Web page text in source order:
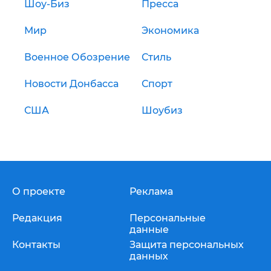
Шоу-Биз Пресса
Мир Экономика
Военное Обозрение Стиль
Новости Донбасса Спорт
США Шоубиз
О проекте
Редакция
Контакты
Реклама
Персональные
данные
Защита персональных
данных